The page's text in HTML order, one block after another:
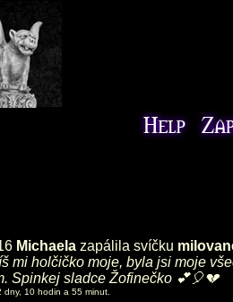
Michaela zapálila svíčku
mi holčičko moje, byla jsi moje
Spinkej sladce Žofinečko 💕🎈💔
dny, 10 hodin a 55 minut.